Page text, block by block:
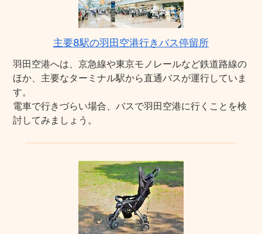
主要8駅の羽田空港行きバス停留所
羽田空港へは、京急線や東京モノレールなど鉄道路線の
ほか、主要なターミナル駅から直通バスが運行していま
す。
電車で行きづらい場合、バスで羽田空港に行くことを検
討してみましょう。